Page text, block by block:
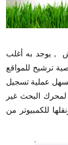
, يوجد به أغلب
ترشيح للمواقع
عملية تسجيل
البحث غير
للكمبيوتر من